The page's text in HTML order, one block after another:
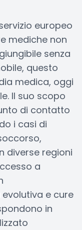
europeo
mediche non
senza
questo
medica, oggi
Il suo scopo
di contatto
i casi di
diverse regioni
a
e cure
in